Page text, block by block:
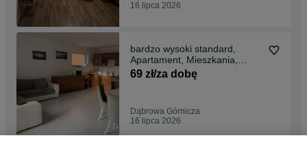
16 lipca 2026
bardzo wysoki standard,
Apartament, Mieszkania,
mieszkania na doby,
apartament , Noclegi
69 zł/za dobę
Dąbrowa Górnicza
16 lipca 2026